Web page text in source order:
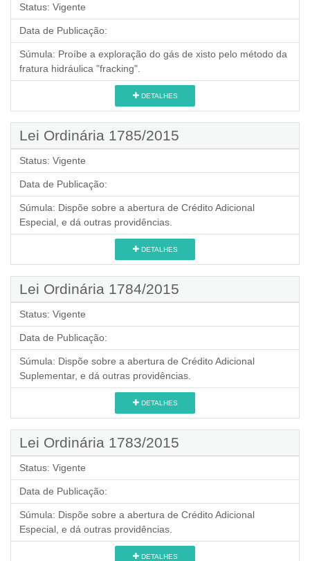
Status: Vigente
Data de Publicação:
Súmula: Proíbe a exploração do gás de xisto pelo método da
fratura hidráulica "fracking".
DETALHES
Lei Ordinária 1785/2015
Status: Vigente
Data de Publicação:
Súmula: Dispõe sobre a abertura de Crédito Adicional
Especial, e dá outras providências.
DETALHES
Lei Ordinária 1784/2015
Status: Vigente
Data de Publicação:
Súmula: Dispõe sobre a abertura de Crédito Adicional
Suplementar, e dá outras providências.
DETALHES
Lei Ordinária 1783/2015
Status: Vigente
Data de Publicação:
Súmula: Dispõe sobre a abertura de Crédito Adicional
Especial, e dá outras providências.
DETALHES